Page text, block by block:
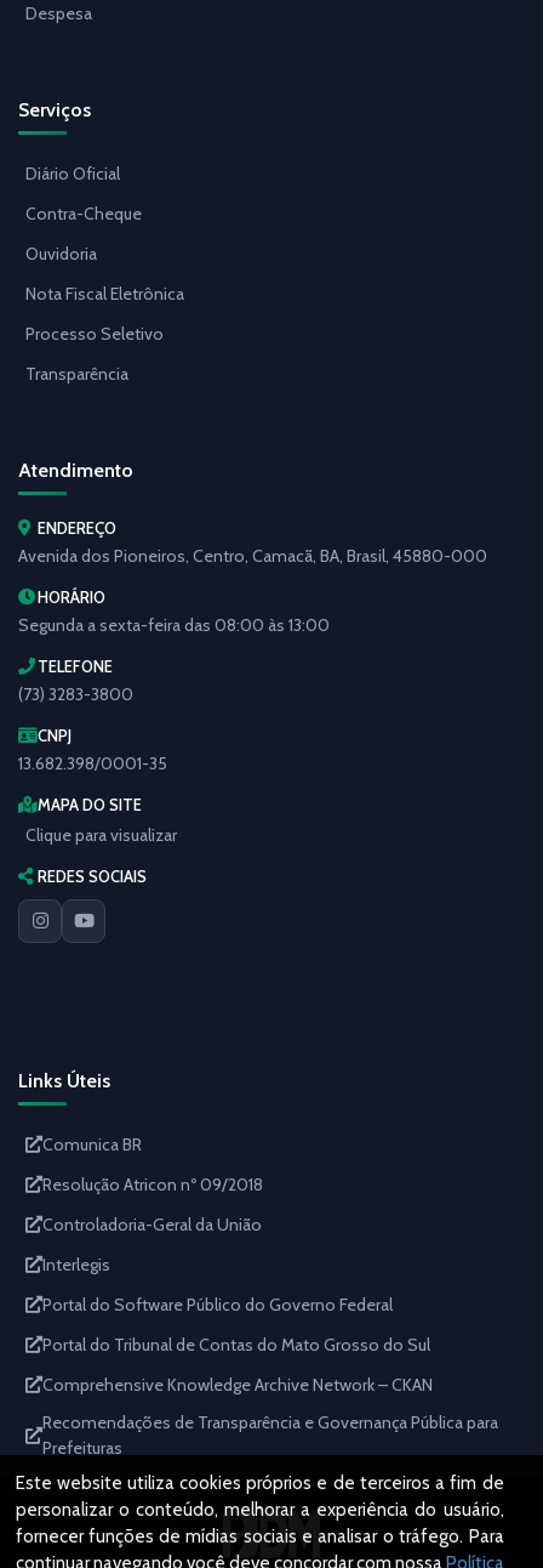
Despesa
Serviços
Diário Oficial
Contra-Cheque
Ouvidoria
Nota Fiscal Eletrônica
Processo Seletivo
Transparência
Atendimento
ENDEREÇO
Avenida dos Pioneiros, Centro, Camacã, BA, Brasil, 45880-000
HORÁRIO
Segunda a sexta-feira das 08:00 às 13:00
TELEFONE
(73) 3283-3800
CNPJ
13.682.398/0001-35
MAPA DO SITE
Clique para visualizar
REDES SOCIAIS
Links Úteis
Comunica BR
Resolução Atricon nº 09/2018
Controladoria-Geral da União
Interlegis
Portal do Software Público do Governo Federal
Portal do Tribunal de Contas do Mato Grosso do Sul
Comprehensive Knowledge Archive Network – CKAN
Recomendações de Transparência e Governança Pública para
Prefeituras
Este website utiliza cookies próprios e de terceiros a fim de
personalizar o conteúdo, melhorar a experiência do usuário,
fornecer funções de mídias sociais e analisar o tráfego. Para
continuar navegando você deve concordar com nossa Política